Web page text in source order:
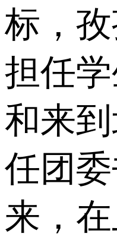
标，孜
担任
和来
任团
来，